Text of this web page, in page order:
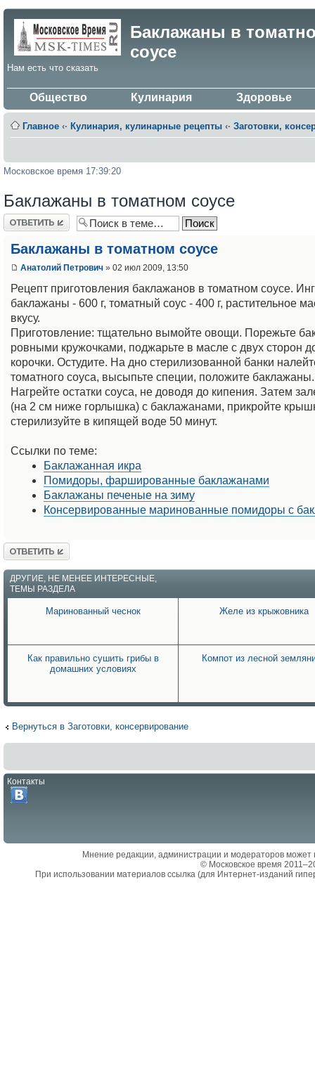
Баклажаны в
соусе
Нам есть что сказать
Общество Кулинария Здоровье
Главное ‹· Кулинария, кулинарные рецепты ‹· Заготовки,
Московское время 17:39:20
Баклажаны в томатном соусе
Ответить
Баклажаны в томатном соусе
Анатолий Петрович » 02 июл 2009, 13:50
Рецепт приготовления баклажанов в томатном соусе.
баклажаны - 600 г, томатный соус - 400 г, растительное
вкусу.
Приготовление: тщательно вымойте овощи. Порежьте
ровными кружочками, поджарьте в масле с двух сторон
корочки. Остудите. На дно стерилизованной банки
томатного соуса, высыпьте специи, положите баклажаны.
Нагрейте остатки соуса, не доводя до кипения. Затем
(на 2 см ниже горлышка) с баклажанами, прикройте
стерилизуйте в кипящей воде 50 минут.
Ссылки по теме:
Баклажанная икра
Помидоры, фаршированные баклажанами
Баклажаны печеные на зиму
Консервированные маринованные помидоры с
Ответить
ДРУГИЕ, НЕ МЕНЕЕ ИНТЕРЕСНЫЕ,
ТЕМЫ РАЗДЕЛА
Маринованный чеснок Желе из крыжовника
Как правильно сушить грибы в
домашних условиях
Компот из лесной
Вернуться в Заготовки, консервирование
Контакты
Мнение редакции, администрации и модераторов может
© Московское время
При использовании материалов ссылка (для Интернет-изданий